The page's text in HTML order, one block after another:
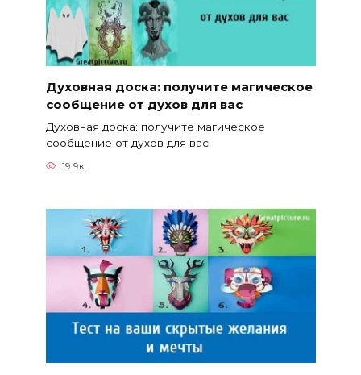
Духовная доска: получите магическое
сообщение от духов для вас
Духовная доска: получите магическое
сообщение от духов для вас.
19.9к.